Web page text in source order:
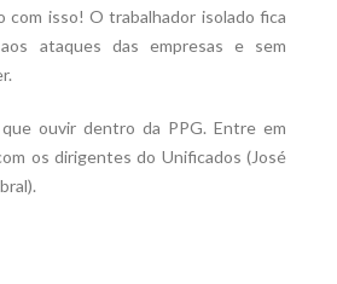
com isso! O trabalhador isolado fica
ataques das empresas e sem
ouvir dentro da PPG. Entre em
os dirigentes do Unificados (José